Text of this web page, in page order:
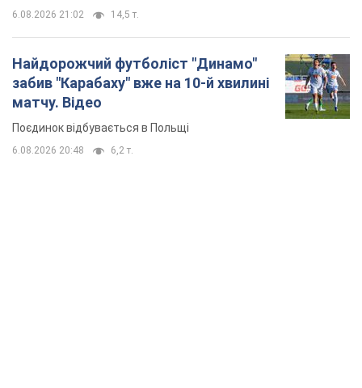
6.08.2026 21:02 14,5 т.
Найдорожчий футболіст "Динамо"
забив "Карабаху" вже на 10-й хвилині
матчу. Відео
Поєдинок відбувається в Польщі
6.08.2026 20:48 6,2 т.